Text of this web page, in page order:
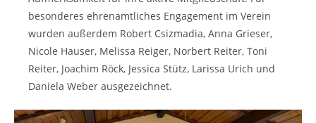
besonderes ehrenamtliches Engagement im Verein
wurden außerdem Robert Csizmadia, Anna Grieser,
Nicole Hauser, Melissa Reiger, Norbert Reiter, Toni
Reiter, Joachim Röck, Jessica Stütz, Larissa Urich und
Daniela Weber ausgezeichnet.